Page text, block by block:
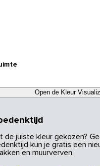
Open de Kleur
de juiste kleur gekozen?
kun je gratis een
en muurverven.